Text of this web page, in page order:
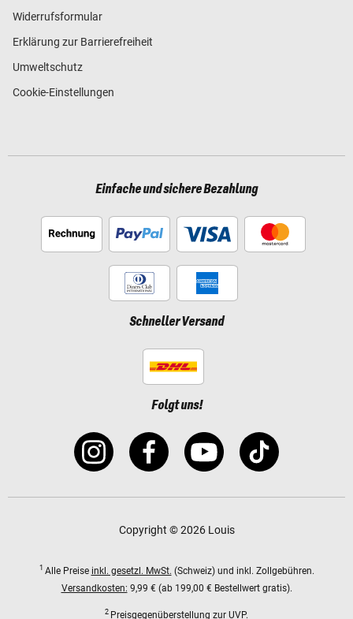
Widerrufsformular
Erklärung zur Barrierefreiheit
Umweltschutz
Cookie-Einstellungen
Einfache und sichere Bezahlung
Schneller Versand
Folgt uns!
Copyright © 2026 Louis
1 Alle Preise inkl. gesetzl. MwSt. (Schweiz) und inkl. Zollgebühren.
Versandkosten: 9,99 € (ab 199,00 € Bestellwert gratis).
2 Preisgegenüberstellung zur UVP.